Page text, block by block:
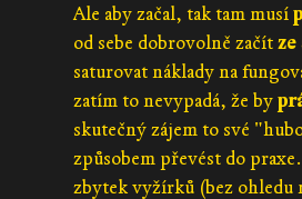
Ale aby začal, tak tam musí
od sebe dobrovolně začítze
saturovat náklady na
zatím to nevypadá, že by
skutečný zájem to své
způsobem převést do
zbytek vyžírků (bez ohledu